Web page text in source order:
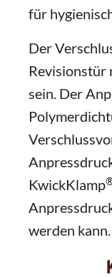
für
Der
Revisionstür
sein. Der
KwickKlamp
werden kann.